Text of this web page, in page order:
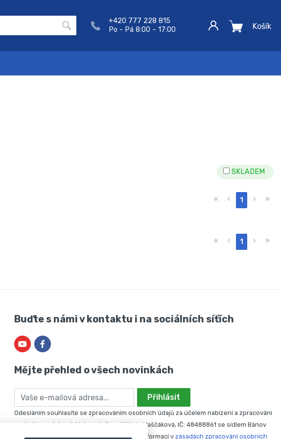
+420 777 228 815
Po - Pá 8:00 – 17:00
Košík
SKLADEM
« ‹ 1 › »
« ‹ 1 › »
Buďte s námi v kontaktu i na sociálních síťích
Mějte přehled o všech novinkách
Email Přihlásit
Odesláním souhlasíte se zpracováním osobních údajů za účelem nabízení a zpracování
marketingových nabídek společností Marie Haščáková, IČ: 48488861 se sídlem Bánov
697. Máte právo svůj souhlas odvolat. Více informací v zásadách zpracování osobních